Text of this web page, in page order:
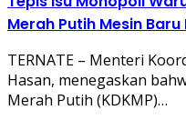
Merah Putih Mesin
TERNATE – Menteri
Hasan, menegaskan
Merah Putih (KDKMP)…